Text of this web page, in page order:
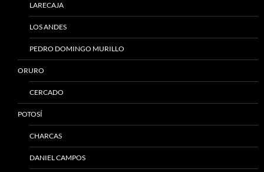
LARECAJA
LOS ANDES
PEDRO DOMINGO MURILLO
ORURO
CERCADO
POTOSÍ
CHARCAS
DANIEL CAMPOS